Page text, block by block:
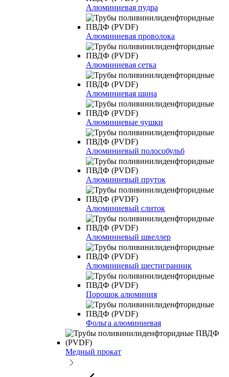
Алюминиевая пудра
Алюминиевая проволока
Алюминиевая сетка
Алюминиевая шина
Алюминиевые чушки
Алюминиевый полособульб
Алюминиевый пруток
Алюминиевый слиток
Алюминиевый швеллер
Алюминиевый шестигранник
Порошок алюминия
Фольга алюминиевая
Медный прокат